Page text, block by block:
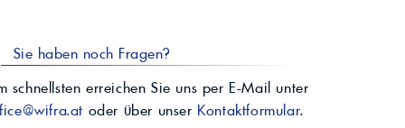
Sie haben noch Fragen?
schnellsten erreichen Sie uns per E-Mail unter
oder über unser Kontaktformular.